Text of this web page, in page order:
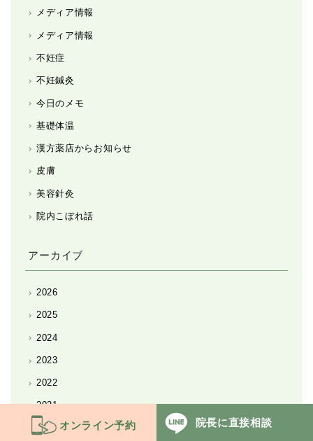
オンライン予約 院長に直接相談
メディア情報
メディア情報
不妊症
不妊鍼灸
今日のメモ
基礎体温
漢方薬店からお知らせ
皮膚
美容針灸
院内こぼれ話
アーカイブ
2026
2025
2024
2023
2022
2021
2020